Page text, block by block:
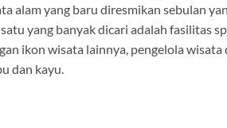
alam yang baru diresmikan sebulan
yang banyak dicari adalah fasilitas
ikon wisata lainnya, pengelola
dan kayu.